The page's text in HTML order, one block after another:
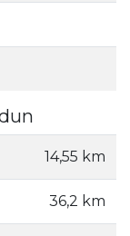
14,55 km
36,2 km